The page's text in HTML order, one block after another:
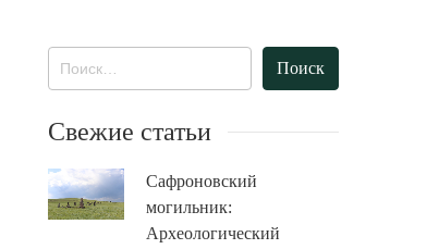
Свежие статьи
Сафроновский
могильник:
Археологический